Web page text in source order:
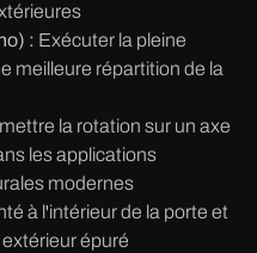
: Exécuter la pleine
meilleure répartition de la
la rotation sur un axe
les applications
modernes
à l'intérieur de la porte et
épuré